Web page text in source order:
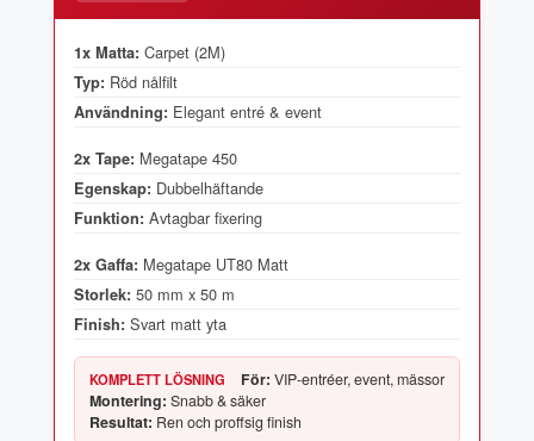
1x Matta: Carpet (2M)
Typ: Röd nålfilt
Användning: Elegant entré & event
2x Tape: Megatape 450
Egenskap: Dubbelhäftande
Funktion: Avtagbar fixering
2x Gaffa: Megatape UT80 Matt
Storlek: 50 mm x 50 m
Finish: Svart matt yta
KOMPLETT LÖSNING För: VIP-entréer, event, mässor
Montering: Snabb & säker
Resultat: Ren och proffsig finish